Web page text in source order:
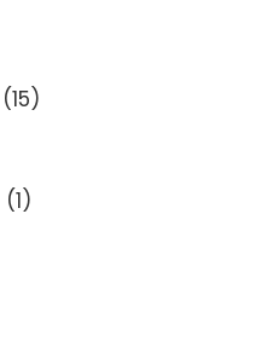
(15)
(1)